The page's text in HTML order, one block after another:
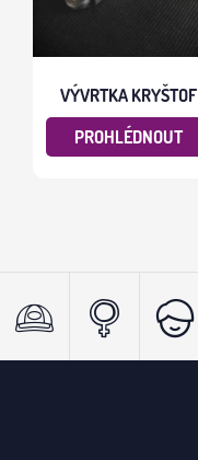
VÝVRTKA KRYŠTOF
PROHLÉDNOUT